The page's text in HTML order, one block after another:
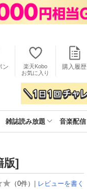
ン
楽天Kobo
お気に入り
購入履歴
雑誌読み放題 音楽配信
版]
（0件） | レビューを書く